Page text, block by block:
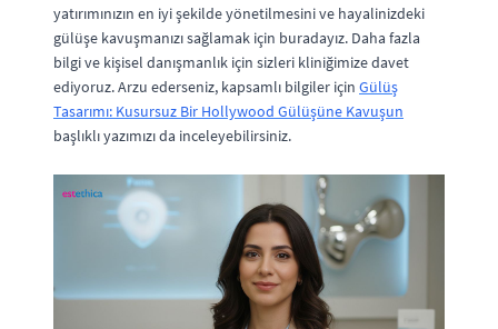
yatırımınızın en iyi şekilde yönetilmesini ve hayalinizdeki
gülüşe kavuşmanızı sağlamak için buradayız. Daha fazla
bilgi ve kişisel danışmanlık için sizleri kliniğimize davet
ediyoruz. Arzu ederseniz, kapsamlı bilgiler için Gülüş
Tasarımı: Kusursuz Bir Hollywood Gülüşüne Kavuşun
başlıklı yazımızı da inceleyebilirsiniz.